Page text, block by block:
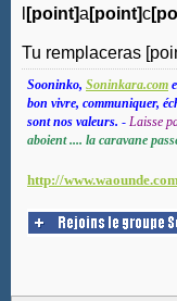
[point]a [point]c
Tu remplaceras
Sooninko, Soninkara.com
bon vivre, communiquer,
sont nos valeurs. - Laisse
aboient .... la caravane
http://www.waounde.com